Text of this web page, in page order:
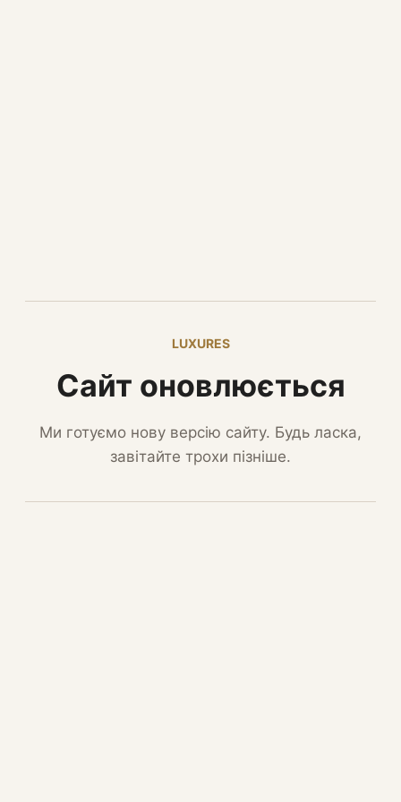
LUXURES
Сайт оновлюється
Ми готуємо нову версію сайту. Будь ласка,
завітайте трохи пізніше.